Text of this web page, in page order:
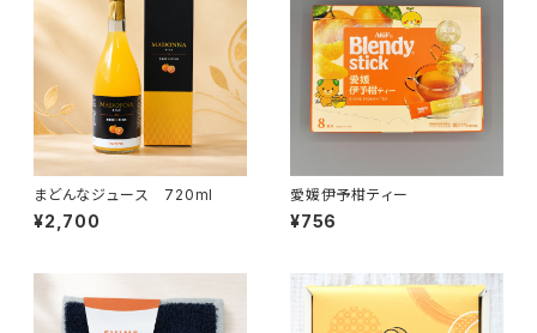
まどんなジュース 720ml
¥2,700
愛媛伊予柑ティー
¥756